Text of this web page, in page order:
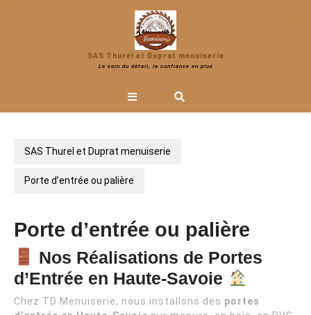
SAS Thurel et Duprat menuiserie
Le soin du détail, la confiance en plus
Open
SAS Thurel et Duprat menuiserie
Porte d’entrée ou palière
Porte d’entrée ou palière
Nos Réalisations de Portes
d’Entrée en Haute-Savoie
Chez TD Menuiserie, nous installons des portes